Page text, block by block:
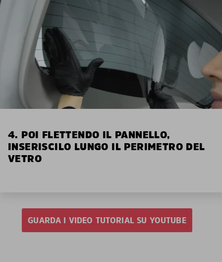
4. POI FLETTENDO IL PANNELLO,
INSERISCILO LUNGO IL PERIMETRO DEL
VETRO
GUARDA I VIDEO TUTORIAL SU YOUTUBE